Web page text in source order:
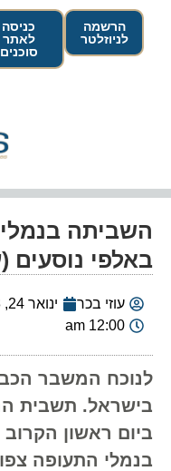
הרשמה
לניוזלטר
כניסה
לאתר
סוכנים
השביתה
באלפי נוסעים
עוזי בכר
ינואר 24, 2018
12:00 am
לנוכח המשבר
בישראל. תשבית